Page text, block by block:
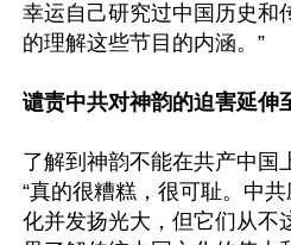
幸运自己研究过中国历史和
的理解这些节目的内涵。”
谴责中共对神韵的迫害延伸
了解到神韵不能在共产中国
“真的很糟糕，很可耻。中
化并发扬光大，但它们从不